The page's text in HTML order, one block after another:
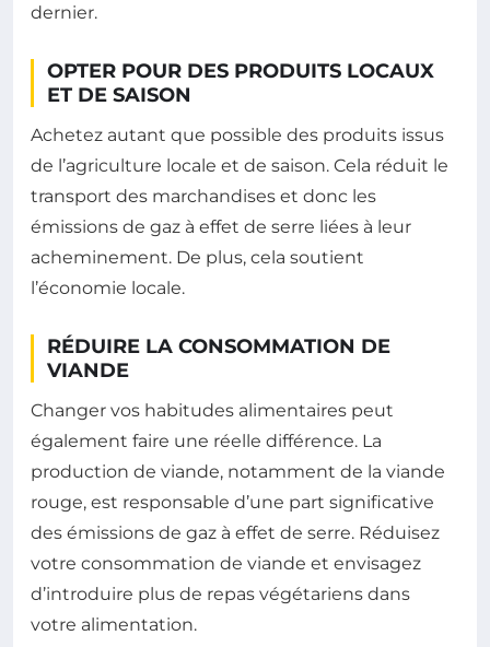
dernier.
OPTER POUR DES PRODUITS LOCAUX
ET DE SAISON
Achetez autant que possible des produits issus
de l’agriculture locale et de saison. Cela réduit le
transport des marchandises et donc les
émissions de gaz à effet de serre liées à leur
acheminement. De plus, cela soutient
l’économie locale.
RÉDUIRE LA CONSOMMATION DE
VIANDE
Changer vos habitudes alimentaires peut
également faire une réelle différence. La
production de viande, notamment de la viande
rouge, est responsable d’une part significative
des émissions de gaz à effet de serre. Réduisez
votre consommation de viande et envisagez
d’introduire plus de repas végétariens dans
votre alimentation.